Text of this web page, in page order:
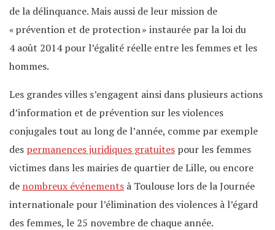
de la délinquance. Mais aussi de leur mission de
« prévention et de protection » instaurée par la loi du
4 août 2014 pour l’égalité réelle entre les femmes et les
hommes.
Les grandes villes s’engagent ainsi dans plusieurs actions
d’information et de prévention sur les violences
conjugales tout au long de l’année, comme par exemple
des permanences juridiques gratuites pour les femmes
victimes dans les mairies de quartier de Lille, ou encore
de nombreux événements à Toulouse lors de la Journée
internationale pour l’élimination des violences à l’égard
des femmes, le 25 novembre de chaque année.